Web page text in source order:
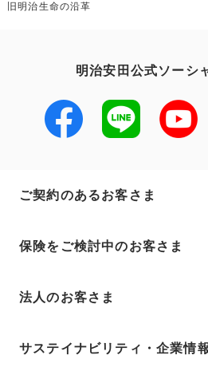
旧明治生命の沿革
明治安田公式ソーシ
ご契約のあるお客さま
保険をご検討中のお客さま
法人のお客さま
サステイナビリティ・企業情